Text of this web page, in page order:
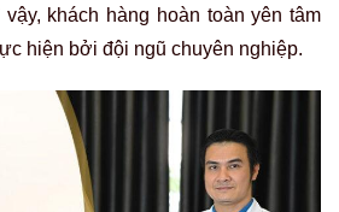
khách hàng hoàn toàn yên tâm
hiện bởi đội ngũ chuyên nghiệp.